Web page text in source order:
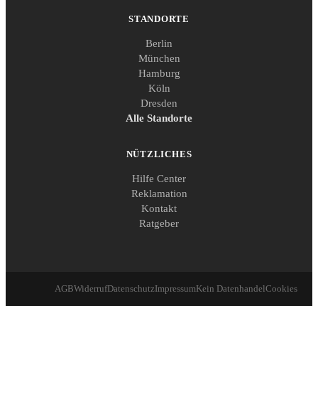
STANDORTE
Berlin
München
Hamburg
Köln
Dresden
Alle Standorte
NÜTZLICHES
Hilfe Center
Reklamation
Kontakt
Ratgeber
AGBWiderrufDatenschutzImpressumKein DatenhandelCookies